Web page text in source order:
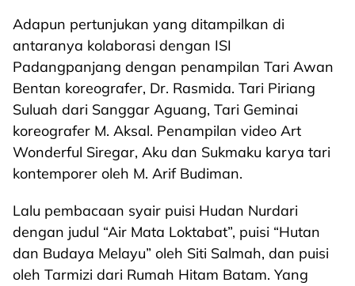
Adapun pertunjukan yang ditampilkan di
antaranya kolaborasi dengan ISI
Padangpanjang dengan penampilan Tari Awan
Bentan koreografer, Dr. Rasmida. Tari Piriang
Suluah dari Sanggar Aguang, Tari Geminai
koreografer M. Aksal. Penampilan video Art
Wonderful Siregar, Aku dan Sukmaku karya tari
kontemporer oleh M. Arif Budiman.
Lalu pembacaan syair puisi Hudan Nurdari
dengan judul “Air Mata Loktabat”, puisi “Hutan
dan Budaya Melayu” oleh Siti Salmah, dan puisi
oleh Tarmizi dari Rumah Hitam Batam. Yang